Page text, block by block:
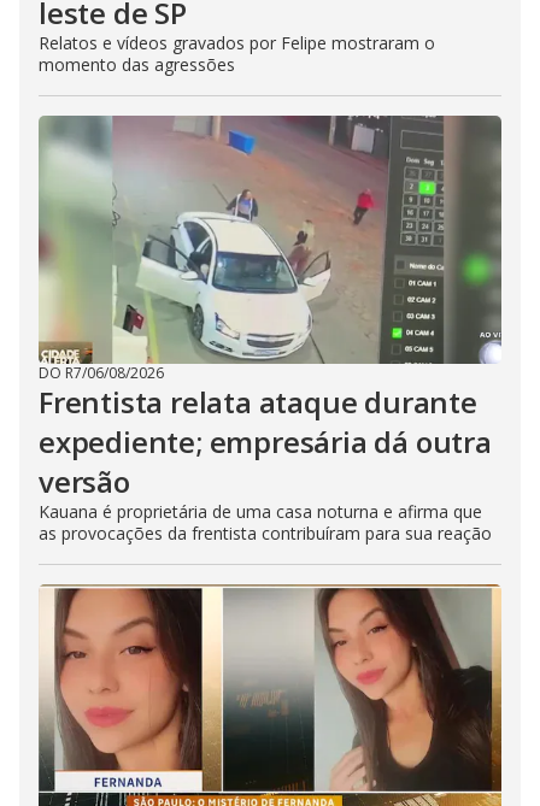
leste de SP
Relatos e vídeos gravados por Felipe mostraram o
momento das agressões
DO R7/06/08/2026
Frentista relata ataque durante
expediente; empresária dá outra
versão
Kauana é proprietária de uma casa noturna e afirma que
as provocações da frentista contribuíram para sua reação